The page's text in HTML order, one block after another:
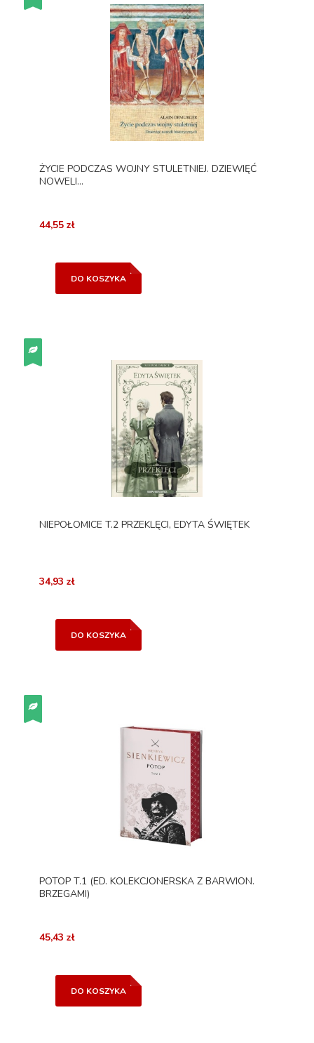
ŻYCIE PODCZAS WOJNY STULETNIEJ. DZIEWIĘĆ
NOWELI...
44,55 zł
DO KOSZYKA
NIEPOŁOMICE T.2 PRZEKLĘCI, EDYTA ŚWIĘTEK
34,93 zł
DO KOSZYKA
POTOP T.1 (ED. KOLEKCJONERSKA Z BARWION.
BRZEGAMI)
45,43 zł
DO KOSZYKA